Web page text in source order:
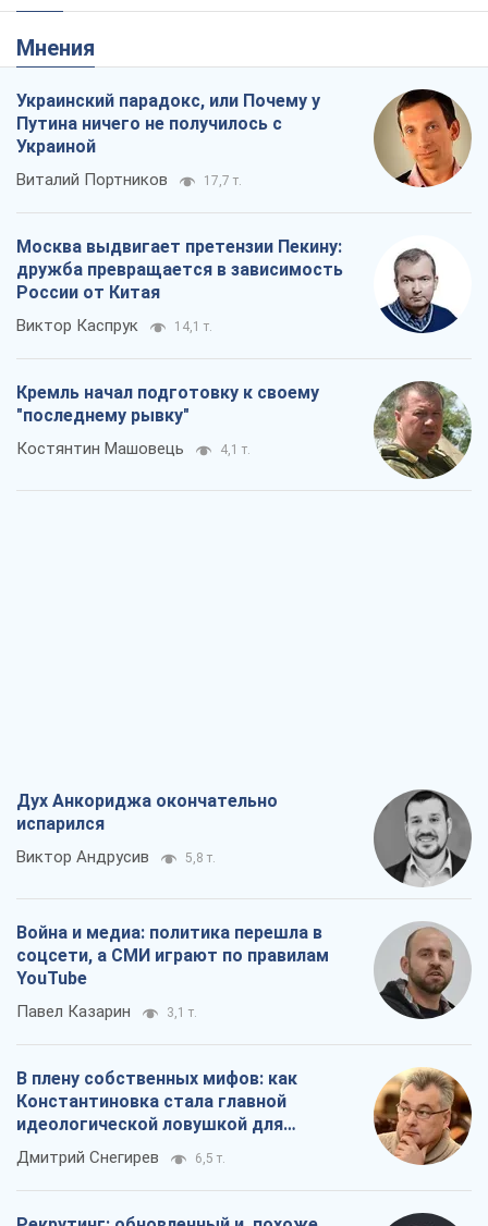
Мнения
Украинский парадокс, или Почему у
Путина ничего не получилось с
Украиной
Виталий Портников 17,7 т.
Москва выдвигает претензии Пекину:
дружба превращается в зависимость
России от Китая
Виктор Каспрук 14,1 т.
Кремль начал подготовку к своему
"последнему рывку"
Костянтин Машовець 4,1 т.
Дух Анкориджа окончательно
испарился
Виктор Андрусив 5,8 т.
Война и медиа: политика перешла в
соцсети, а СМИ играют по правилам
YouTube
Павел Казарин 3,1 т.
В плену собственных мифов: как
Константиновка стала главной
идеологической ловушкой для
российских оккупантов
Дмитрий Снегирев 6,5 т.